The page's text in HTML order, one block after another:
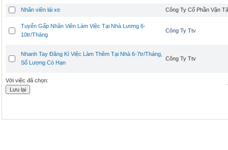
Nhân viên lái xe Công Ty Cổ Phần Vận
Tuyển Gấp Nhân Viên Làm Việc Tại Nhà Lương 6-
10tr/Tháng
Công Ty Ttv
Nhanh Tay Đăng Kí Việc Làm Thêm Tại Nhà 6-7tr/Tháng,
Số Lượng Có Hạn
Công Ty Ttv
Với việc đã chọn: